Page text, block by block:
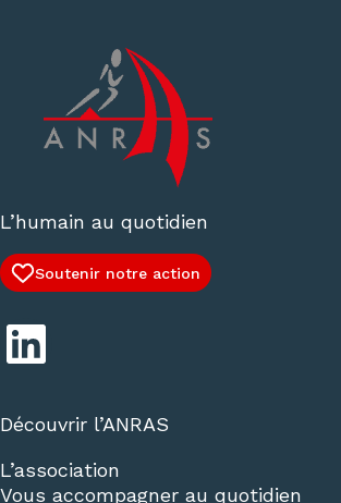
L’humain au quotidien
Soutenir notre action
LinkedIn
Découvrir l’ANRAS
L’association
Vous accompagner au quotidien